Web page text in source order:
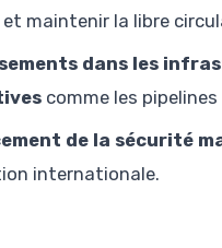
maintenir la libre
dans les
comme les
de la sécurité
internationale.